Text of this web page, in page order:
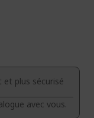
et plus sécurisé
avec vous.